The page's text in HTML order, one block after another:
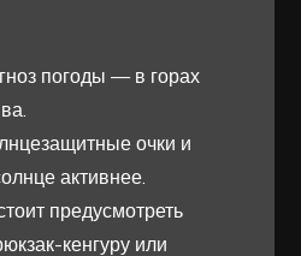
погоды — в горах
очки и
активнее.
предусмотреть
кенгуру или